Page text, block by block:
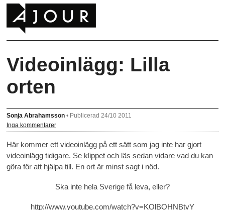
Videoinlägg: Lilla
orten
Sonja Abrahamsson • Publicerad 24/10 2011
Inga kommentarer
Här kommer ett videoinlägg på ett sätt som jag inte har gjort
videoinlägg tidigare. Se klippet och läs sedan vidare vad du kan
göra för att hjälpa till. En ort är minst sagt i nöd.
Ska inte hela Sverige få leva, eller?
http://www.youtube.com/watch?v=KOlBOHNBtvY